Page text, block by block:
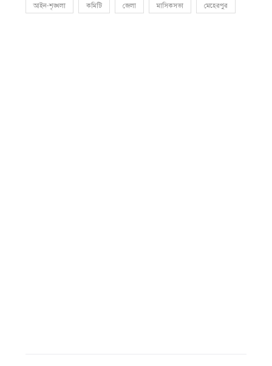
আইন-শৃঙ্খলা কমিটি জেলা মাসিকসভা মেহেরপুর